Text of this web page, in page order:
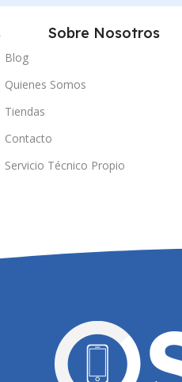
Sobre Nosotros
Blog
Quienes Somos
Tiendas
Contacto
Servicio Técnico Propio